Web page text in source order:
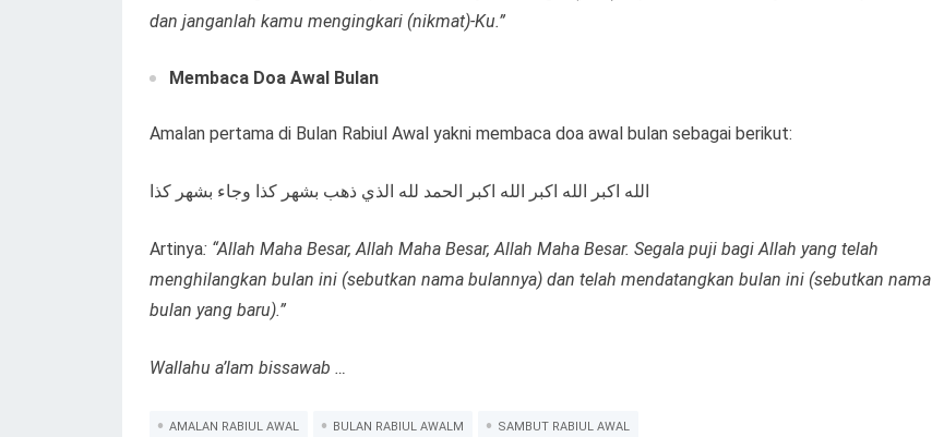
dan janganlah kamu mengingkari (nikmat)-Ku.”
Membaca Doa Awal Bulan
Amalan pertama di Bulan Rabiul Awal yakni membaca doa awal bulan sebagai berikut:
الله اكبر الله اكبر الله اكبر الحمد لله الذي ذهب بشهر كذا وجاء بشهر كذا
Artinya: “Allah Maha Besar, Allah Maha Besar, Allah Maha Besar. Segala puji bagi Allah yang telah
menghilangkan bulan ini (sebutkan nama bulannya) dan telah mendatangkan bulan ini (sebutkan nama
bulan yang baru).”
Wallahu a’lam bissawab …
AMALAN RABIUL AWAL BULAN RABIUL AWALM SAMBUT RABIUL AWAL